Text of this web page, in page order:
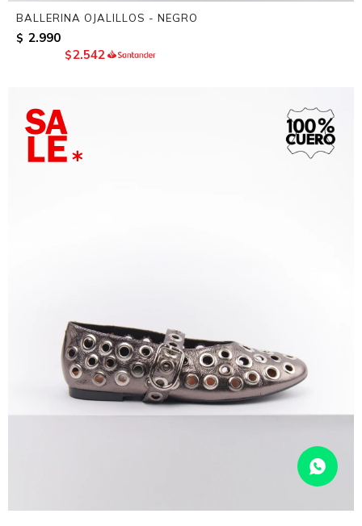
BALLERINA OJALILLOS - NEGRO
$ 2.990
$2.542